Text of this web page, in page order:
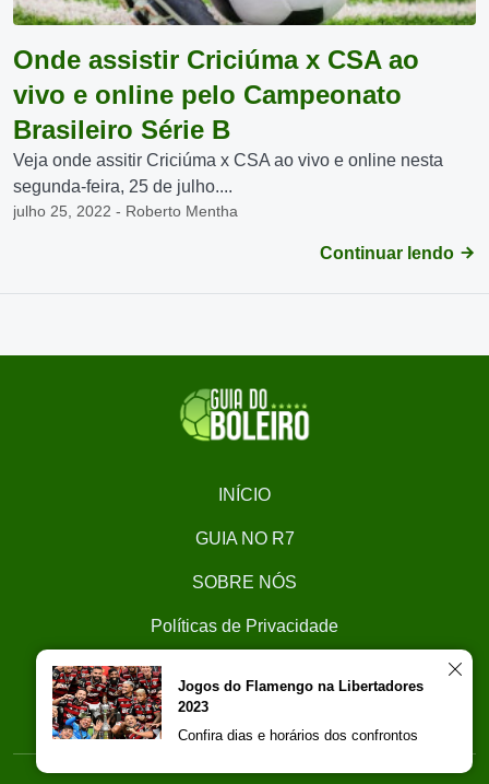
Onde assistir Criciúma x CSA ao
vivo e online pelo Campeonato
Brasileiro Série B
Veja onde assitir Criciúma x CSA ao vivo e online nesta
segunda-feira, 25 de julho....
julho 25, 2022 - Roberto Mentha
Continuar lendo
INÍCIO
GUIA NO R7
SOBRE NÓS
Políticas de Privacidade
Trabalhe Conosco
Jogos do Flamengo na Libertadores
2023
Confira dias e horários dos confrontos